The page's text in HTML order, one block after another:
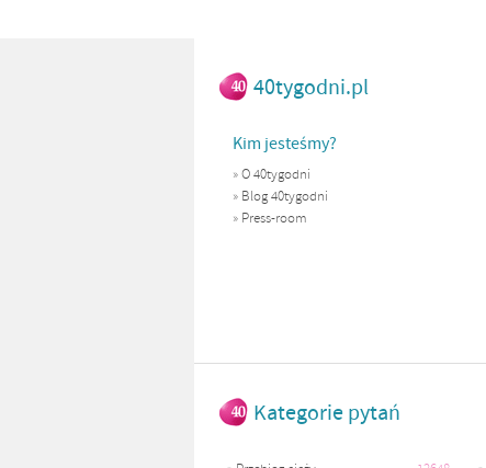
40tygodni.pl
Kim jesteśmy?
»O 40tygodni
» Blog 40tygodni
» Press-room
Kategorie pytań